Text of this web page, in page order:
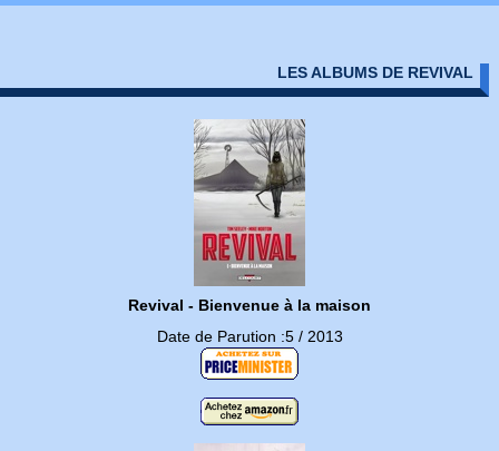
LES ALBUMS DE REVIVAL
Revival - Bienvenue à la maison
Date de Parution :5 / 2013